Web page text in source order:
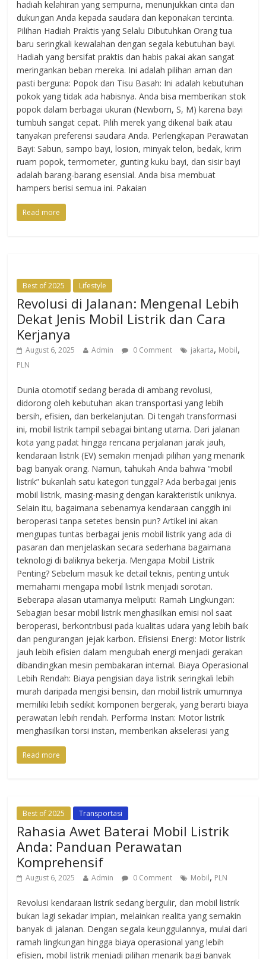
hadiah kelahiran yang sempurna, menunjukkan cinta dan
dukungan Anda kepada saudara dan keponakan tercinta.
Pilihan Hadiah Praktis yang Selalu Dibutuhkan Orang tua
baru seringkali kewalahan dengan segala kebutuhan bayi.
Hadiah yang bersifat praktis dan habis pakai akan sangat
meringankan beban mereka. Ini adalah pilihan aman dan
pasti berguna: Popok dan Tisu Basah: Ini adalah kebutuhan
pokok yang tidak ada habisnya. Anda bisa memberikan stok
popok dalam berbagai ukuran (Newborn, S, M) karena bayi
tumbuh sangat cepat. Pilih merek yang dikenal baik atau
tanyakan preferensi saudara Anda. Perlengkapan Perawatan
Bayi: Sabun, sampo bayi, losion, minyak telon, bedak, krim
ruam popok, termometer, gunting kuku bayi, dan sisir bayi
adalah barang-barang esensial. Anda bisa membuat
hampers berisi semua ini. Pakaian
Read more
Best of 2025 Lifestyle
Revolusi di Jalanan: Mengenal Lebih
Dekat Jenis Mobil Listrik dan Cara
Kerjanya
August 6, 2025 Admin 0 Comment jakarta, Mobil,
PLN
Dunia otomotif sedang berada di ambang revolusi,
didorong oleh kebutuhan akan transportasi yang lebih
bersih, efisien, dan berkelanjutan. Di tengah transformasi
ini, mobil listrik tampil sebagai bintang utama. Dari jalanan
kota yang padat hingga rencana perjalanan jarak jauh,
kendaraan listrik (EV) semakin menjadi pilihan yang menarik
bagi banyak orang. Namun, tahukah Anda bahwa “mobil
listrik” bukanlah satu kategori tunggal? Ada berbagai jenis
mobil listrik, masing-masing dengan karakteristik uniknya.
Selain itu, bagaimana sebenarnya kendaraan canggih ini
beroperasi tanpa setetes bensin pun? Artikel ini akan
mengupas tuntas berbagai jenis mobil listrik yang ada di
pasaran dan menjelaskan secara sederhana bagaimana
teknologi di baliknya bekerja. Mengapa Mobil Listrik
Penting? Sebelum masuk ke detail teknis, penting untuk
memahami mengapa mobil listrik menjadi sorotan.
Beberapa alasan utamanya meliputi: Ramah Lingkungan:
Sebagian besar mobil listrik menghasilkan emisi nol saat
beroperasi, berkontribusi pada kualitas udara yang lebih baik
dan pengurangan jejak karbon. Efisiensi Energi: Motor listrik
jauh lebih efisien dalam mengubah energi menjadi gerakan
dibandingkan mesin pembakaran internal. Biaya Operasional
Lebih Rendah: Biaya pengisian daya listrik seringkali lebih
murah daripada mengisi bensin, dan mobil listrik umumnya
memiliki lebih sedikit komponen bergerak, yang berarti biaya
perawatan lebih rendah. Performa Instan: Motor listrik
menghasilkan torsi instan, memberikan akselerasi yang
Read more
Best of 2025 Transportasi
Rahasia Awet Baterai Mobil Listrik
Anda: Panduan Perawatan
Komprehensif
August 6, 2025 Admin 0 Comment Mobil, PLN
Revolusi kendaraan listrik sedang bergulir, dan mobil listrik
bukan lagi sekadar impian, melainkan realita yang semakin
banyak di jalanan. Dengan segala keunggulannya, mulai dari
ramah lingkungan hingga biaya operasional yang lebih
efisien, mobil listrik menjadi pilihan menarik bagi banyak